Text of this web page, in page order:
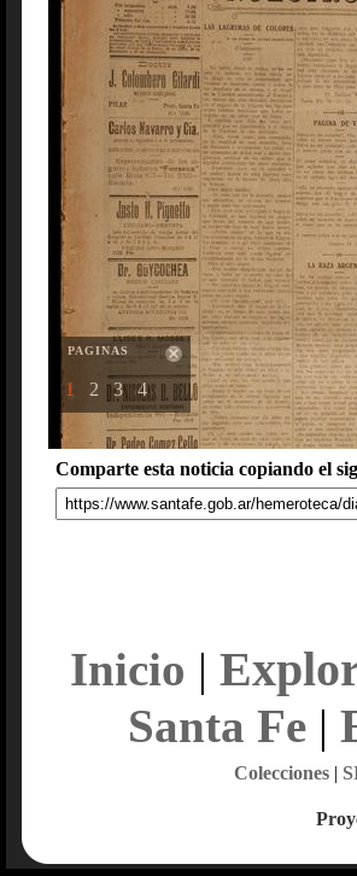
PAGINAS
1 2 3 4
Comparte esta noticia copiando el
Inicio |
Santa Fe|
Colecciones|